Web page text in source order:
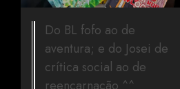
Do BL fofo ao de
aventura; e do Josei de
crítica social ao de